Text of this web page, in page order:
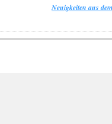
Neuigkeiten aus